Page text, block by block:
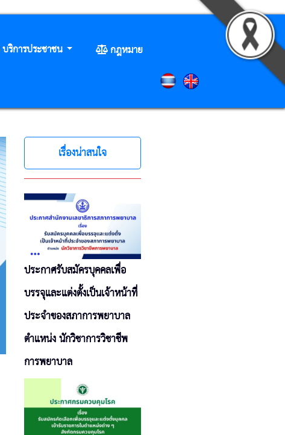
บริการประชาชน
กฎหมาย
เรื่องน่าสนใจ
ประกาศรับสมัครบุคคลเพื่อ
บรรจุและแต่งตั้งเป็นเจ้าหน้าที่
ประจำของสภาการพยาบาล
ตำแหน่ง นักวิชาการวิชาชีพ
การพยาบาล